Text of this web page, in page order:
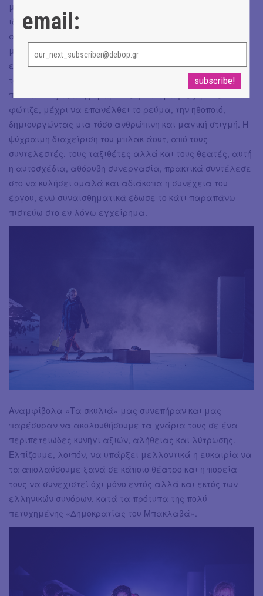
μονολόγου της
ιδιοκτήτριας του δολοφονημένου σκύλου Τουίστ, η οποία
ακόμα κι όταν έσβησαν τα πάντα, συνέχισε απτόητη,
μέσα στο σκοτάδι, χωρίς μικρόφωνα, με απόλυτο πάθος,
ενώ λίγα δευτερόλεπτα μετά κάποιος ταξιθέτης άναψε
το φακό του - αυτόν που θα χρησιμοποιούσε σε περίπτωση
που κάποιος θεατής τραβούσε φωτογραφίες/ βίντεο - και
φώτιζε, μέχρι να επανέλθει το ρεύμα, την ηθοποιό,
δημιουργώντας μια τόσο ανθρώπινη και μαγική στιγμή. Η
ψύχραιμη διαχείριση του μπλακ άουτ, από τους
συντελεστές, τους ταξιθέτες αλλά και τους θεατές, αυτή
η αυτοσχέδια, αθόρυβη συνεργασία, πρακτικά συντέλεσε
στο να κυλήσει ομαλά και αδιάκοπα η συνέχεια του
έργου, ενώ συναισθηματικά έδωσε το κάτι παραπάνω
πιστεύω στο εν λόγω εγχείρημα.
Αναμφίβολα «Τα σκυλιά» μας συνεπήραν και μας
παρέσυραν να ακολουθήσουμε τα χνάρια τους σε ένα
περιπετειώδες κυνήγι αξιών, αλήθειας και λύτρωσης.
Ελπίζουμε, λοιπόν, να υπάρξει μελλοντικά η ευκαιρία να
τα απολαύσουμε ξανά σε κάποιο θέατρο και η πορεία
τους να συνεχιστεί όχι μόνο εντός αλλά και εκτός των
ελληνικών συνόρων, κατά τα πρότυπα της πολύ
πετυχημένης «Δημοκρατίας του Μπακλαβά».
email: